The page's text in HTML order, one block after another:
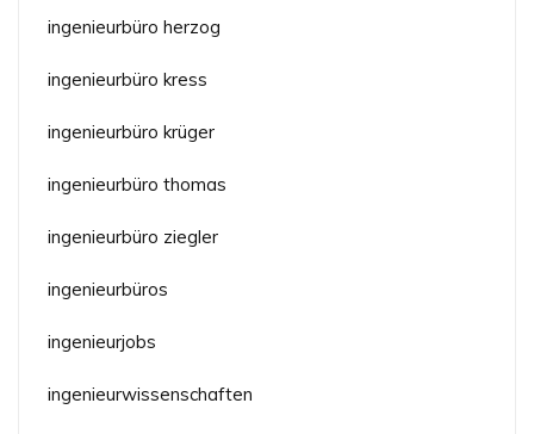
ingenieurbüro herzog
ingenieurbüro kress
ingenieurbüro krüger
ingenieurbüro thomas
ingenieurbüro ziegler
ingenieurbüros
ingenieurjobs
ingenieurwissenschaften